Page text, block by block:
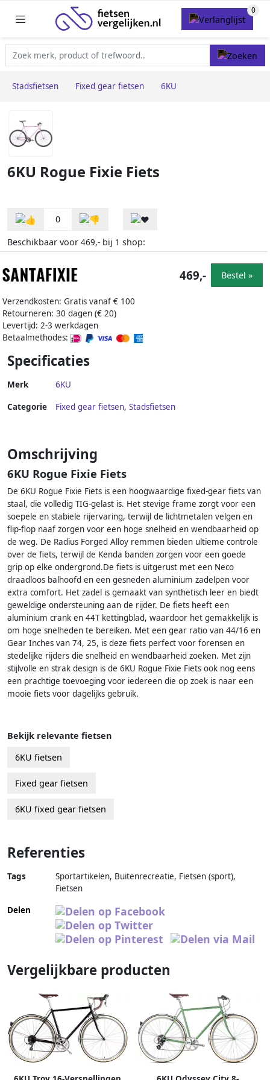
Stadsfietsen Fixed gear fietsen 6KU
6KU Rogue Fixie Fiets
0
Beschikbaar voor 469,- bij 1 shop:
Verzendkosten: Gratis vanaf € 100
Retourneren: 30 dagen (€ 20)
Levertijd: 2-3 werkdagen
Betaalmethodes:
469,- Bestel »
Specificaties
Merk 6KU
Categorie Fixed gear fietsen, Stadsfietsen
Omschrijving
6KU Rogue Fixie Fiets
De 6KU Rogue Fixie Fiets is een hoogwaardige fixed-gear fiets van
staal, die volledig TIG-gelast is. Het stevige frame zorgt voor een
soepele en stabiele rijervaring, terwijl de lichtmetalen velgen en
flip-flop naaf zorgen voor een hoge snelheid en wendbaarheid op
de weg. De Radius Forged Alloy remmen bieden ultieme controle
over de fiets, terwijl de Kenda banden zorgen voor een goede
grip op elke ondergrond.De fiets is uitgerust met een Neco
draadloos balhoofd en een gesneden aluminium zadelpen voor
extra comfort. Het zadel is gemaakt van synthetisch leer en biedt
geweldige ondersteuning aan de rijder. De fiets heeft een
aluminium crank en 44T kettingblad, waardoor het gemakkelijk is
om hoge snelheden te bereiken. Met een gear ratio van 44/16 en
Gear Inches van 74, 25, is deze fiets perfect voor forensen en
stedelijke rijders die snelheid en wendbaarheid zoeken. Met zijn
stijlvolle en strak design is de 6KU Rogue Fixie Fiets ook nog eens
een prachtige toevoeging voor iedereen die op zoek is naar een
mooie fiets voor dagelijks gebruik.
Bekijk relevante fietsen
6KU fietsen
Fixed gear fietsen
6KU fixed gear fietsen
Referenties
Tags
Sportartikelen, Buitenrecreatie, Fietsen (sport),
Fietsen
Delen
Vergelijkbare producten